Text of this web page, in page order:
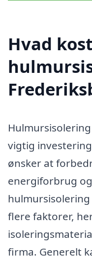
Hvad
vigtig
ønsker at
energiforbrug
flere faktorer,
firma. Generelt